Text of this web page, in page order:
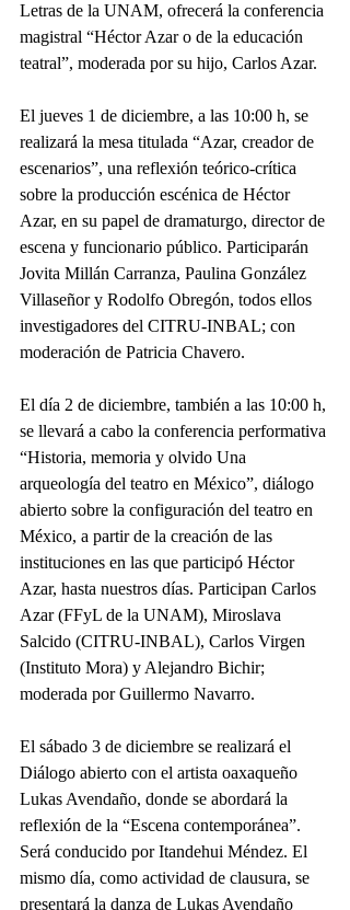
Letras de la UNAM, ofrecerá la conferencia
magistral “Héctor Azar o de la educación
teatral”, moderada por su hijo, Carlos Azar.
El jueves 1 de diciembre, a las 10:00 h, se
realizará la mesa titulada “Azar, creador de
escenarios”, una reflexión teórico-crítica
sobre la producción escénica de Héctor
Azar, en su papel de dramaturgo, director de
escena y funcionario público. Participarán
Jovita Millán Carranza, Paulina González
Villaseñor y Rodolfo Obregón, todos ellos
investigadores del CITRU-INBAL; con
moderación de Patricia Chavero.
El día 2 de diciembre, también a las 10:00 h,
se llevará a cabo la conferencia performativa
“Historia, memoria y olvido Una
arqueología del teatro en México”, diálogo
abierto sobre la configuración del teatro en
México, a partir de la creación de las
instituciones en las que participó Héctor
Azar, hasta nuestros días. Participan Carlos
Azar (FFyL de la UNAM), Miroslava
Salcido (CITRU-INBAL), Carlos Virgen
(Instituto Mora) y Alejandro Bichir;
moderada por Guillermo Navarro.
El sábado 3 de diciembre se realizará el
Diálogo abierto con el artista oaxaqueño
Lukas Avendaño, donde se abordará la
reflexión de la “Escena contemporánea”.
Será conducido por Itandehui Méndez. El
mismo día, como actividad de clausura, se
presentará la danza de Lukas Avendaño